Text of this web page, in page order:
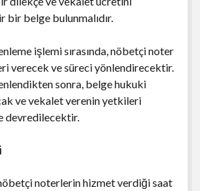
bir belge bulunmalıdır.
işlemi sırasında, nöbetçi noter
verecek ve süreci yönlendirecektir.
sonra, belge hukuki
ve vekalet verenin yetkileri
devredilecektir.
noterlerin hizmet verdiği saat